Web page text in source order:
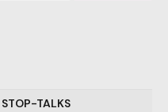
TALKS